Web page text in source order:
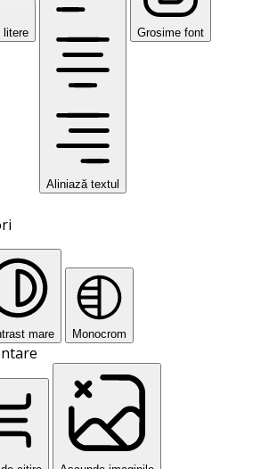
litere
Aliniază textul
Grosime font
mare Monocrom